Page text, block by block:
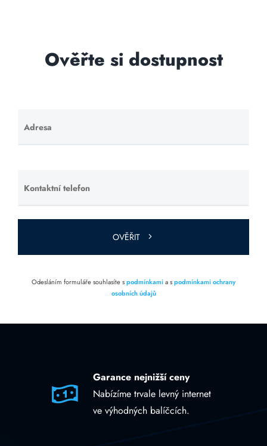
Ověřte si dostupnost
Adresa
Ponechte
toto pole
Kontaktní telefon
Ponechte
toto pole
prázdné.
OVĚŘIT
Odesláním formuláře souhlasíte spodmínkamia spodmínkami ochrany
osobních údajů
Garance nejnižší ceny
Nabízíme trvale levný internet
ve výhodných balíčcích.